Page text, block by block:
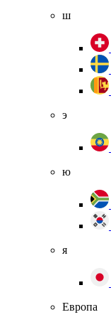
ш
э
ю
я
Европа